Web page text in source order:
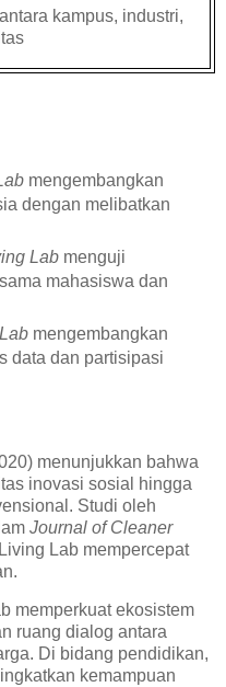
kampus, industri,
mengembangkan
dengan melibatkan
Labmenguji
mahasiswa dan
mengembangkan
data dan partisipasi
menunjukkan bahwa
inovasi sosial hingga
Studi oleh
Journal of Cleaner
Lab mempercepat
memperkuat ekosistem
ruang dialog antara
Di bidang pendidikan,
kemampuan